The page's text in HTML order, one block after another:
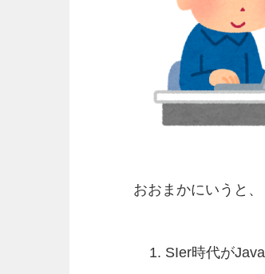
おおまかにいうと、
SIer時代がJava